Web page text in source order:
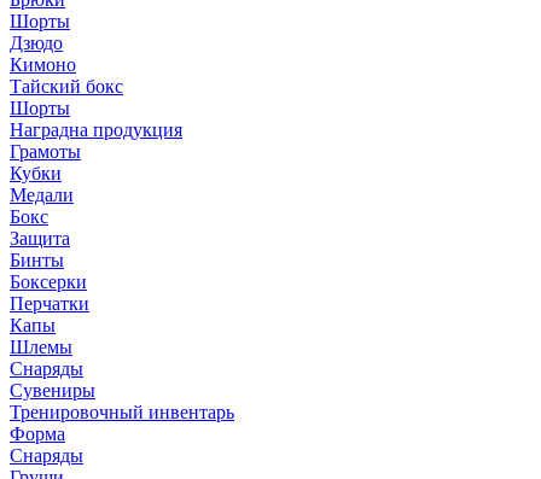
Шорты
Дзюдо
Кимоно
Тайский бокс
Шорты
Наградна продукция
Грамоты
Кубки
Медали
Бокс
Защита
Бинты
Боксерки
Перчатки
Капы
Шлемы
Снаряды
Сувениры
Тренировочный инвентарь
Форма
Снаряды